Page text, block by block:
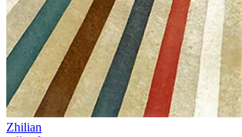
Zhilian